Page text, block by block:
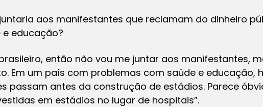
aos manifestantes que reclamam do dinheiro
e educação?
então não vou me juntar aos manifestantes,
Em um país com problemas com saúde e educação,
passam antes da construção de estádios. Parece
em estádios no lugar de hospitais”.